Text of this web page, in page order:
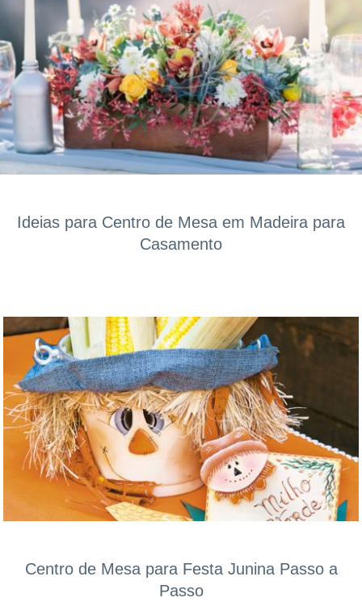
Ideias para Centro de Mesa em Madeira para
Casamento
Centro de Mesa para Festa Junina Passo a
Passo